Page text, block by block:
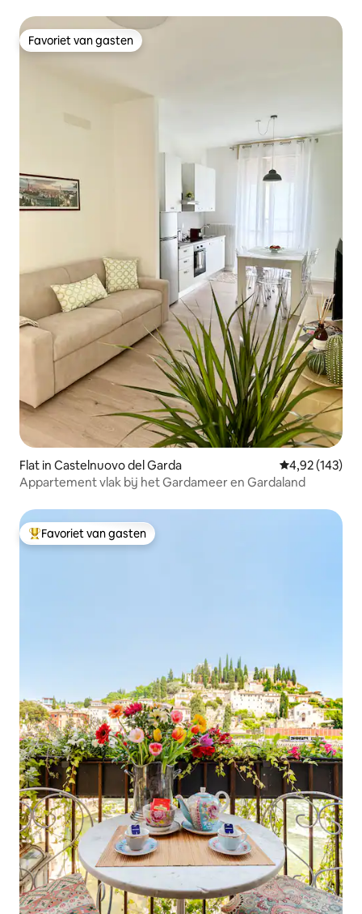
Favoriet van gasten
Favoriet van gasten
Flat in Castelnuovo del Garda Gemiddelde
4,92 (143)
Appartement vlak bij het Gardameer en Gardaland
Topfavoriet van gasten
Favoriet van gasten